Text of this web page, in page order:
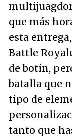
que más
esta
Battle
de botín,
batalla que
tipo de
tanto que